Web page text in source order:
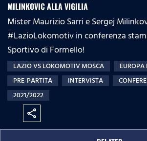
MILINKOVIC ALLA VIGILIA
Mister Maurizio Sarri​ e Sergej
#LazioLokomotiv in conferenza
Sportivo di Formello!
LAZIO VS LOKOMOTIV MOSCA
PRE-PARTITA
INTERVISTA
2021/2022
share